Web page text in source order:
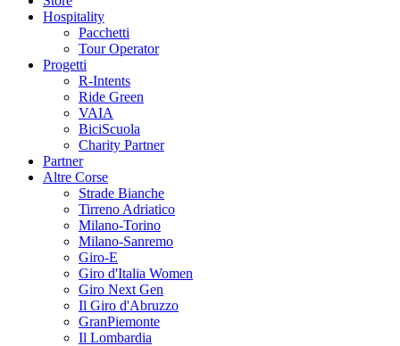
Hospitality
Pacchetti
Tour Operator
Progetti
R-Intents
Ride Green
VAIA
BiciScuola
Charity Partner
Partner
Altre Corse
Strade Bianche
Tirreno Adriatico
Milano-Torino
Milano-Sanremo
Giro-E
Giro d'Italia Women
Giro Next Gen
Il Giro d'Abruzzo
GranPiemonte
Il Lombardia